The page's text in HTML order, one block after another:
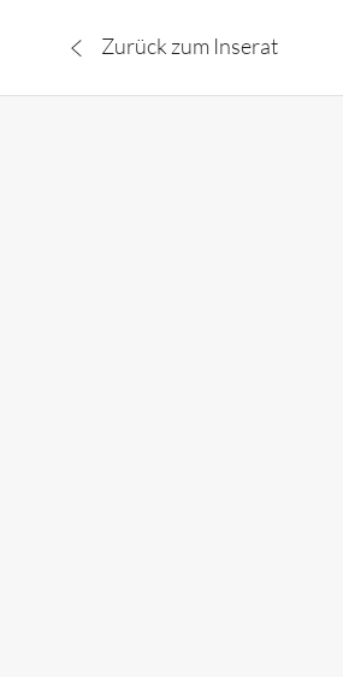
Zurück zum Inserat